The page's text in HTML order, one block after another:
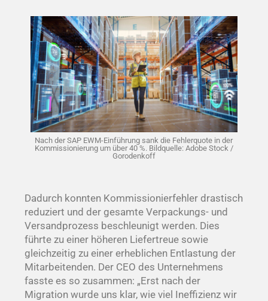
Nach der SAP EWM-Einführung sank die Fehlerquote in der
Kommissionierung um über 40 %. Bildquelle: Adobe Stock /
Gorodenkoff
Dadurch konnten Kommissionierfehler drastisch
reduziert und der gesamte Verpackungs- und
Versandprozess beschleunigt werden. Dies
führte zu einer höheren Liefertreue sowie
gleichzeitig zu einer erheblichen Entlastung der
Mitarbeitenden. Der CEO des Unternehmens
fasste es so zusammen: „Erst nach der
Migration wurde uns klar, wie viel Ineffizienz wir